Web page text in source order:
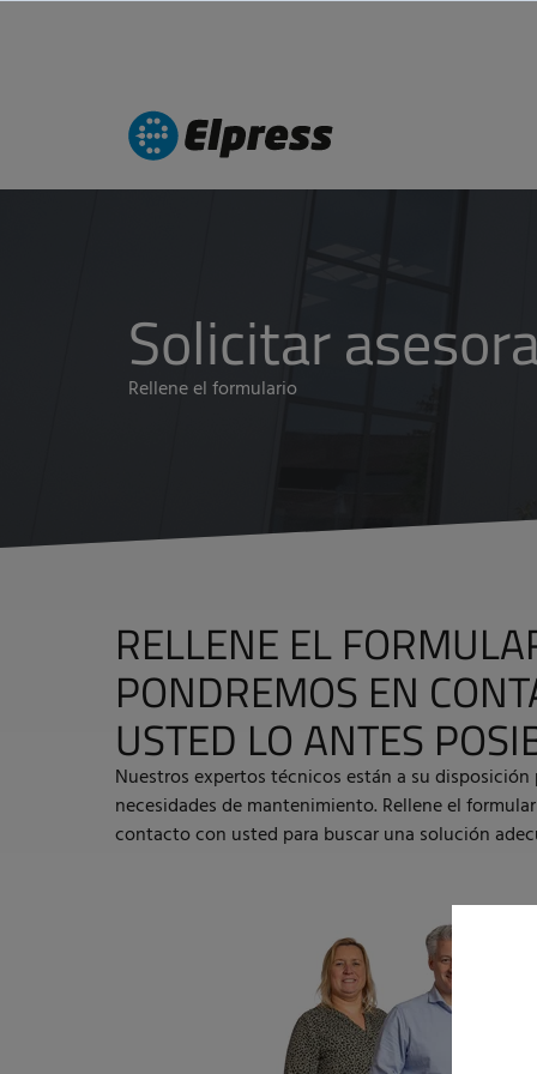
Solicitar
Rellene el formulario
RELLENE EL
PONDREMOS EN
USTED LO ANTES
Nuestros expertos técnicos están a su disposición
necesidades de mantenimiento. Rellene el
contacto con usted para buscar una solución